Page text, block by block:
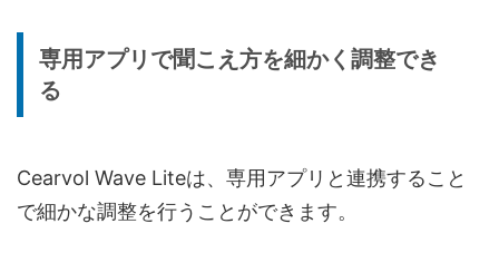
専用アプリで聞こえ方を細かく調整でき
る
Cearvol Wave Liteは、専用アプリと連携すること
で細かな調整を行うことができます。